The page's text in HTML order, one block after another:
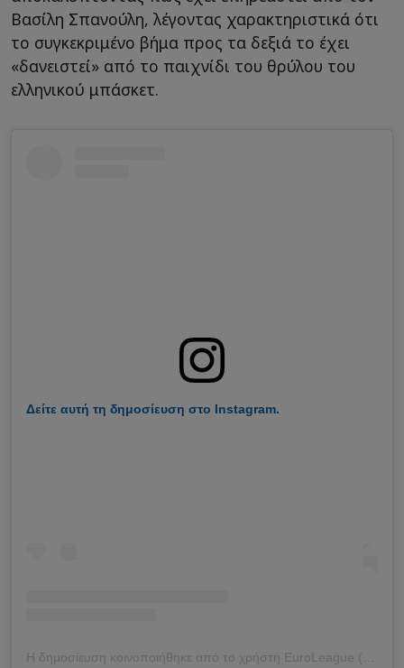
Βασίλη Σπανούλη, λέγοντας χαρακτηριστικά ότι
το συγκεκριμένο βήμα προς τα δεξιά το έχει
«δανειστεί» από το παιχνίδι του θρύλου του
ελληνικού μπάσκετ.
Δείτε αυτή τη δημοσίευση στο Instagram.